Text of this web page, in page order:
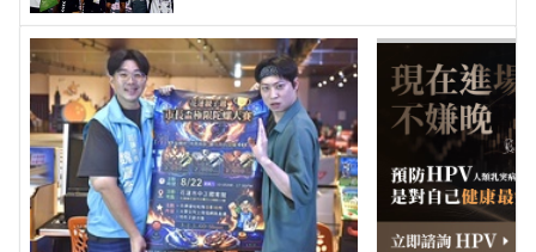
新聞報導 最新的在地資訊！